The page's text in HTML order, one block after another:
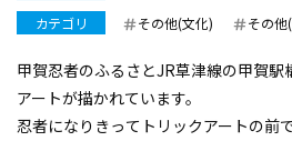
カテゴリ
その他(文化) その他
甲賀忍者のふるさとJR草津線の甲賀駅
アートが描かれています。
忍者になりきってトリックアートの前